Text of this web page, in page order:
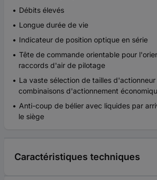
Débits élevés
Longue durée de vie
Indicateur de position optique en série
Tête de commande orientable pour
raccords d'air de pilotage
La vaste sélection de tailles
combinaisons d'actionnement
Anti-coup de bélier avec liquides par
le siège
Caractéristiques techniques